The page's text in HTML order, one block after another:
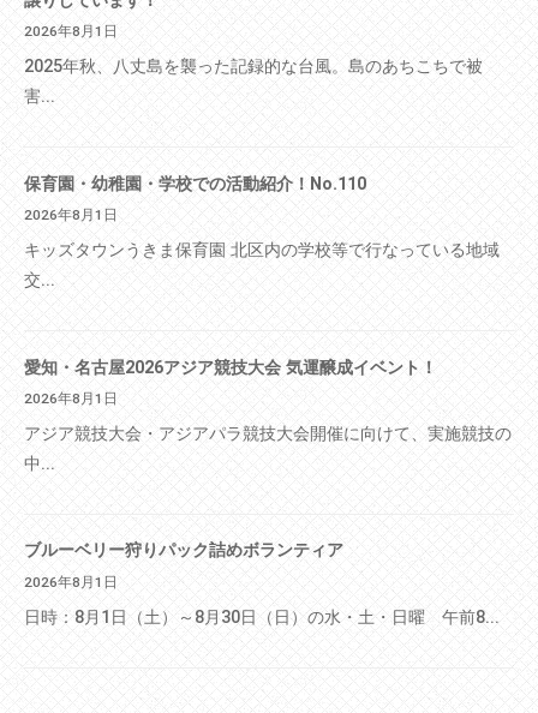
2026年8月1日
2025年秋、八丈島を襲った記録的な台風。島のあちこちで被
害...
保育園・幼稚園・学校での活動紹介！No.110
2026年8月1日
キッズタウンうきま保育園 北区内の学校等で行なっている地域
交...
愛知・名古屋2026アジア競技大会 気運醸成イベント！
2026年8月1日
アジア競技大会・アジアパラ競技大会開催に向けて、実施競技の
中...
ブルーベリー狩りパック詰めボランティア
2026年8月1日
日時：8月1日（土）～8月30日（日）の水・土・日曜 午前8...